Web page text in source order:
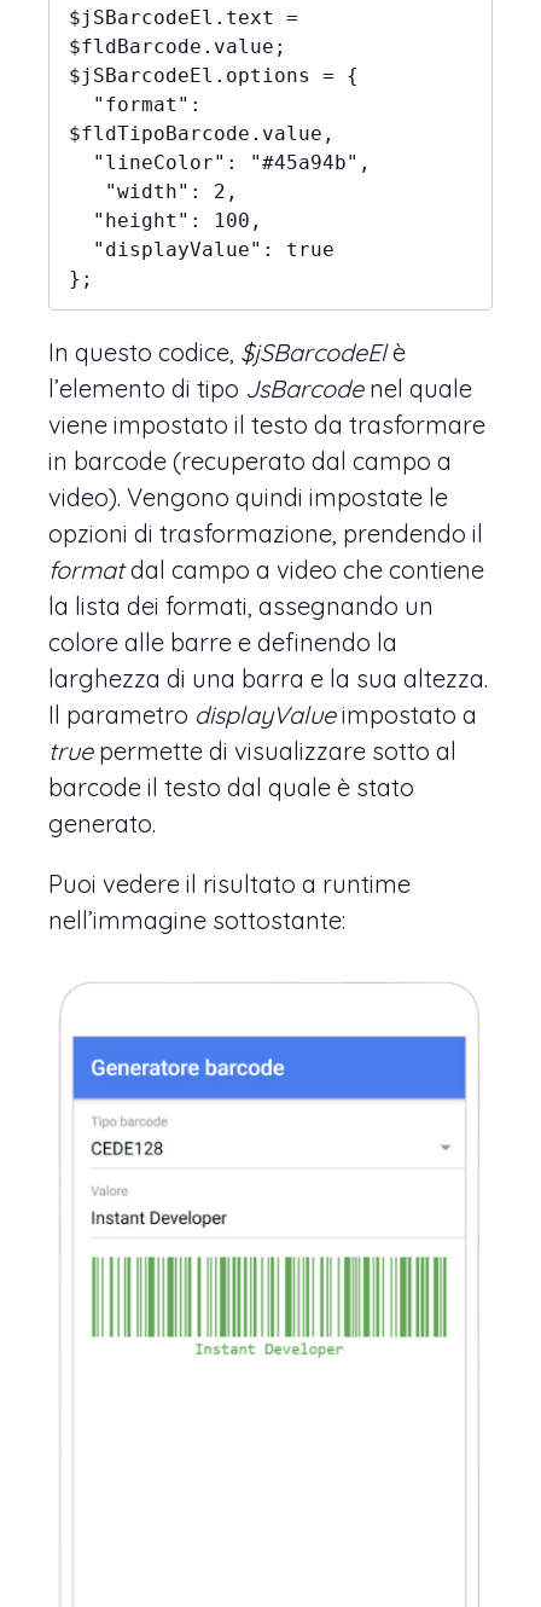
$jSBarcodeEl.text =
$fldBarcode.value;
$jSBarcodeEl.options = {
"format":
$fldTipoBarcode.value,
"lineColor": "#45a94b",
"width": 2,
"height": 100,
"displayValue": true
};
In questo codice, $jSBarcodeElè
l’elemento di tipo JsBarcodenel quale
viene impostato il testo da trasformare
in barcode (recuperato dal campo a
video). Vengono quindi impostate le
opzioni di trasformazione, prendendo il
formatdal campo a video che contiene
la lista dei formati, assegnando un
colore alle barre e definendo la
larghezza di una barra e la sua altezza.
Il parametro displayValueimpostato a
truepermette di visualizzare sotto al
barcode il testo dal quale è stato
generato.
Puoi vedere il risultato a runtime
nell’immagine sottostante: